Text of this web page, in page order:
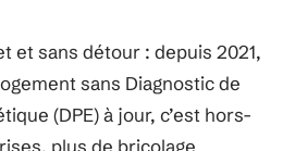
et sans détour : depuis 2021,
sans Diagnostic de
(DPE) à jour, c’est hors-
plus de bricolage